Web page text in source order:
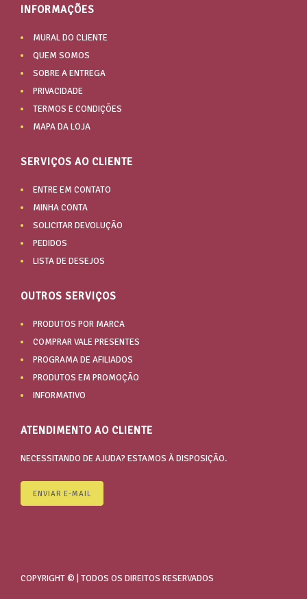
INFORMAÇÕES
MURAL DO CLIENTE
QUEM SOMOS
SOBRE A ENTREGA
PRIVACIDADE
TERMOS E CONDIÇÕES
MAPA DA LOJA
SERVIÇOS AO CLIENTE
ENTRE EM CONTATO
MINHA CONTA
SOLICITAR DEVOLUÇÃO
PEDIDOS
LISTA DE DESEJOS
OUTROS SERVIÇOS
PRODUTOS POR MARCA
COMPRAR VALE PRESENTES
PROGRAMA DE AFILIADOS
PRODUTOS EM PROMOÇÃO
INFORMATIVO
ATENDIMENTO AO CLIENTE
NECESSITANDO DE AJUDA? ESTAMOS À DISPOSIÇÃO.
ENVIAR E-MAIL
COPYRIGHT © | TODOS OS DIREITOS RESERVADOS